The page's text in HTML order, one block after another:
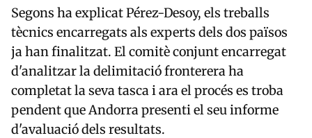
Segons ha explicat Pérez-Desoy, els treballs
tècnics encarregats als experts dels dos països
ja han finalitzat. El comitè conjunt encarregat
d'analitzar la delimitació fronterera ha
completat la seva tasca i ara el procés es troba
pendent que Andorra presenti el seu informe
d'avaluació dels resultats.